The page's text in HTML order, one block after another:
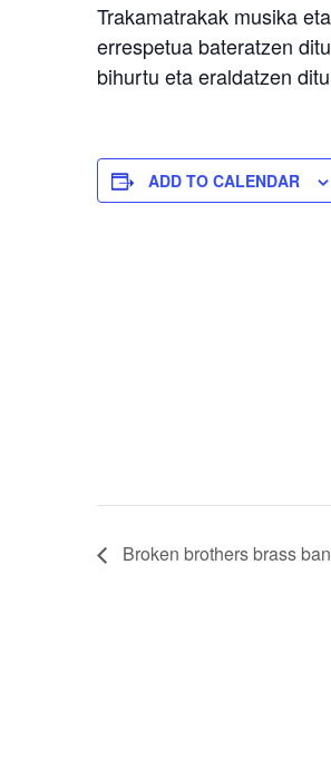
Trakamatrakak musika
errespetua bateratzen
bihurtu eta eraldatzen
ADD TO CALENDAR
Broken brothers brass